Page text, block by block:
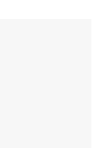
весенне-
нотами
мандарина
звучат